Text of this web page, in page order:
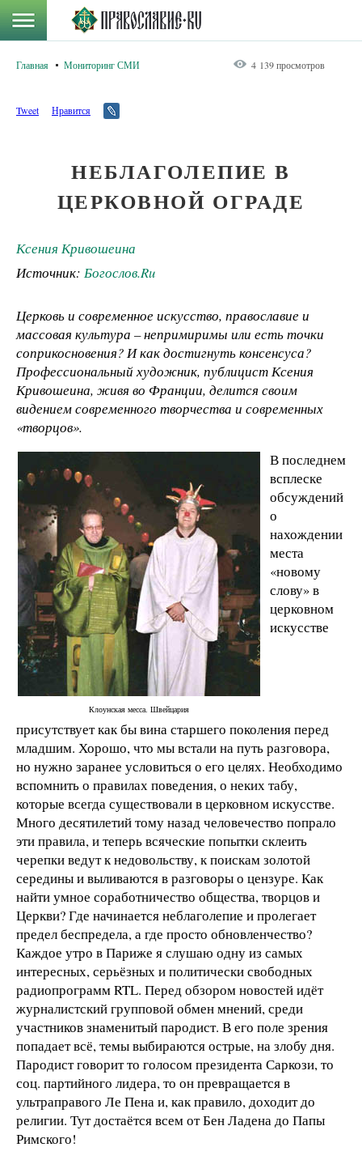
Главная Мониторинг СМИ 4 139 просмотров
Tweet Нравится
НЕБЛАГОЛЕПИЕ В
ЦЕРКОВНОЙ ОГРАДЕ
Ксения Кривошеина
Источник: Богослов.Ru
Церковь и современное искусство, православие и
массовая культура – непримиримы или есть точки
соприкосновения? И как достигнуть консенсуса?
Профессиональный художник, публицист Ксения
Кривошеина, живя во Франции, делится своим
видением современного творчества и современных
«творцов».
Клоунская месса. Швейцария
В последнем
всплеске
обсуждений
о
нахождении
места
«новому
слову» в
церковном
искусстве
присутствует как бы вина старшего поколения перед
младшим. Хорошо, что мы встали на путь разговора,
но нужно заранее условиться о его целях. Необходимо
вспомнить о правилах поведения, о неких табу,
которые всегда существовали в церковном искусстве.
Много десятилетий тому назад человечество попрало
эти правила, и теперь всяческие попытки склеить
черепки ведут к недовольству, к поискам золотой
середины и выливаются в разговоры о цензуре. Как
найти умное соработничество общества, творцов и
Церкви? Где начинается неблаголепие и пролегает
предел беспредела, а где просто обновленчество?
Каждое утро в Париже я слушаю одну из самых
интересных, серьёзных и политически свободных
радиопрограмм RTL. Перед обзором новостей идёт
журналистский групповой обмен мнений, среди
участников знаменитый пародист. В его поле зрения
попадает всё, темы выбираются острые, на злобу дня.
Пародист говорит то голосом президента Саркози, то
соц. партийного лидера, то он превращается в
ультраправого Ле Пена и, как правило, доходит до
религии. Тут достаётся всем от Бен Ладена до Папы
Римского!